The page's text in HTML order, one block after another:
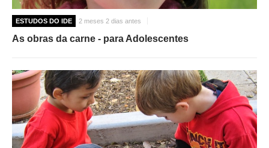
ESTUDOS DO IDE 2 meses 2 dias antes
As obras da carne - para Adolescentes